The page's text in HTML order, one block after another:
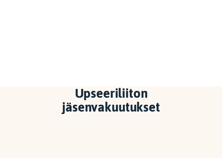
Upseeriliiton
jäsenvakuutukset